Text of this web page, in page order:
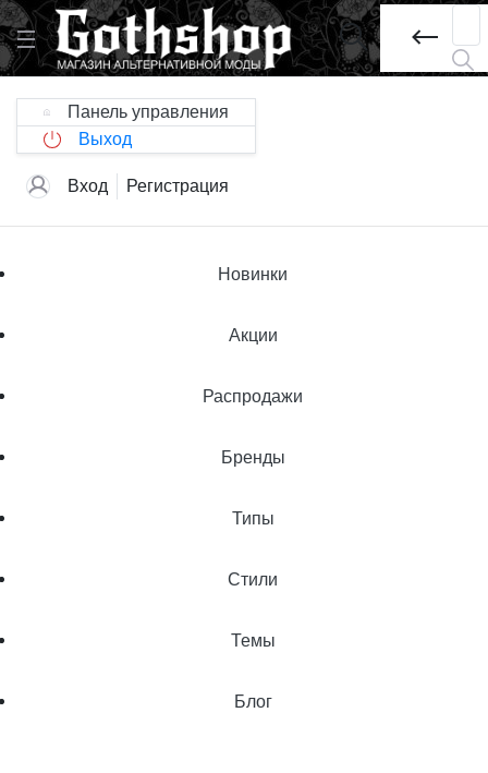
Панель управления
Выход
Вход Регистрация
Новинки
Акции
Распродажи
Бренды
Типы
Стили
Темы
Блог